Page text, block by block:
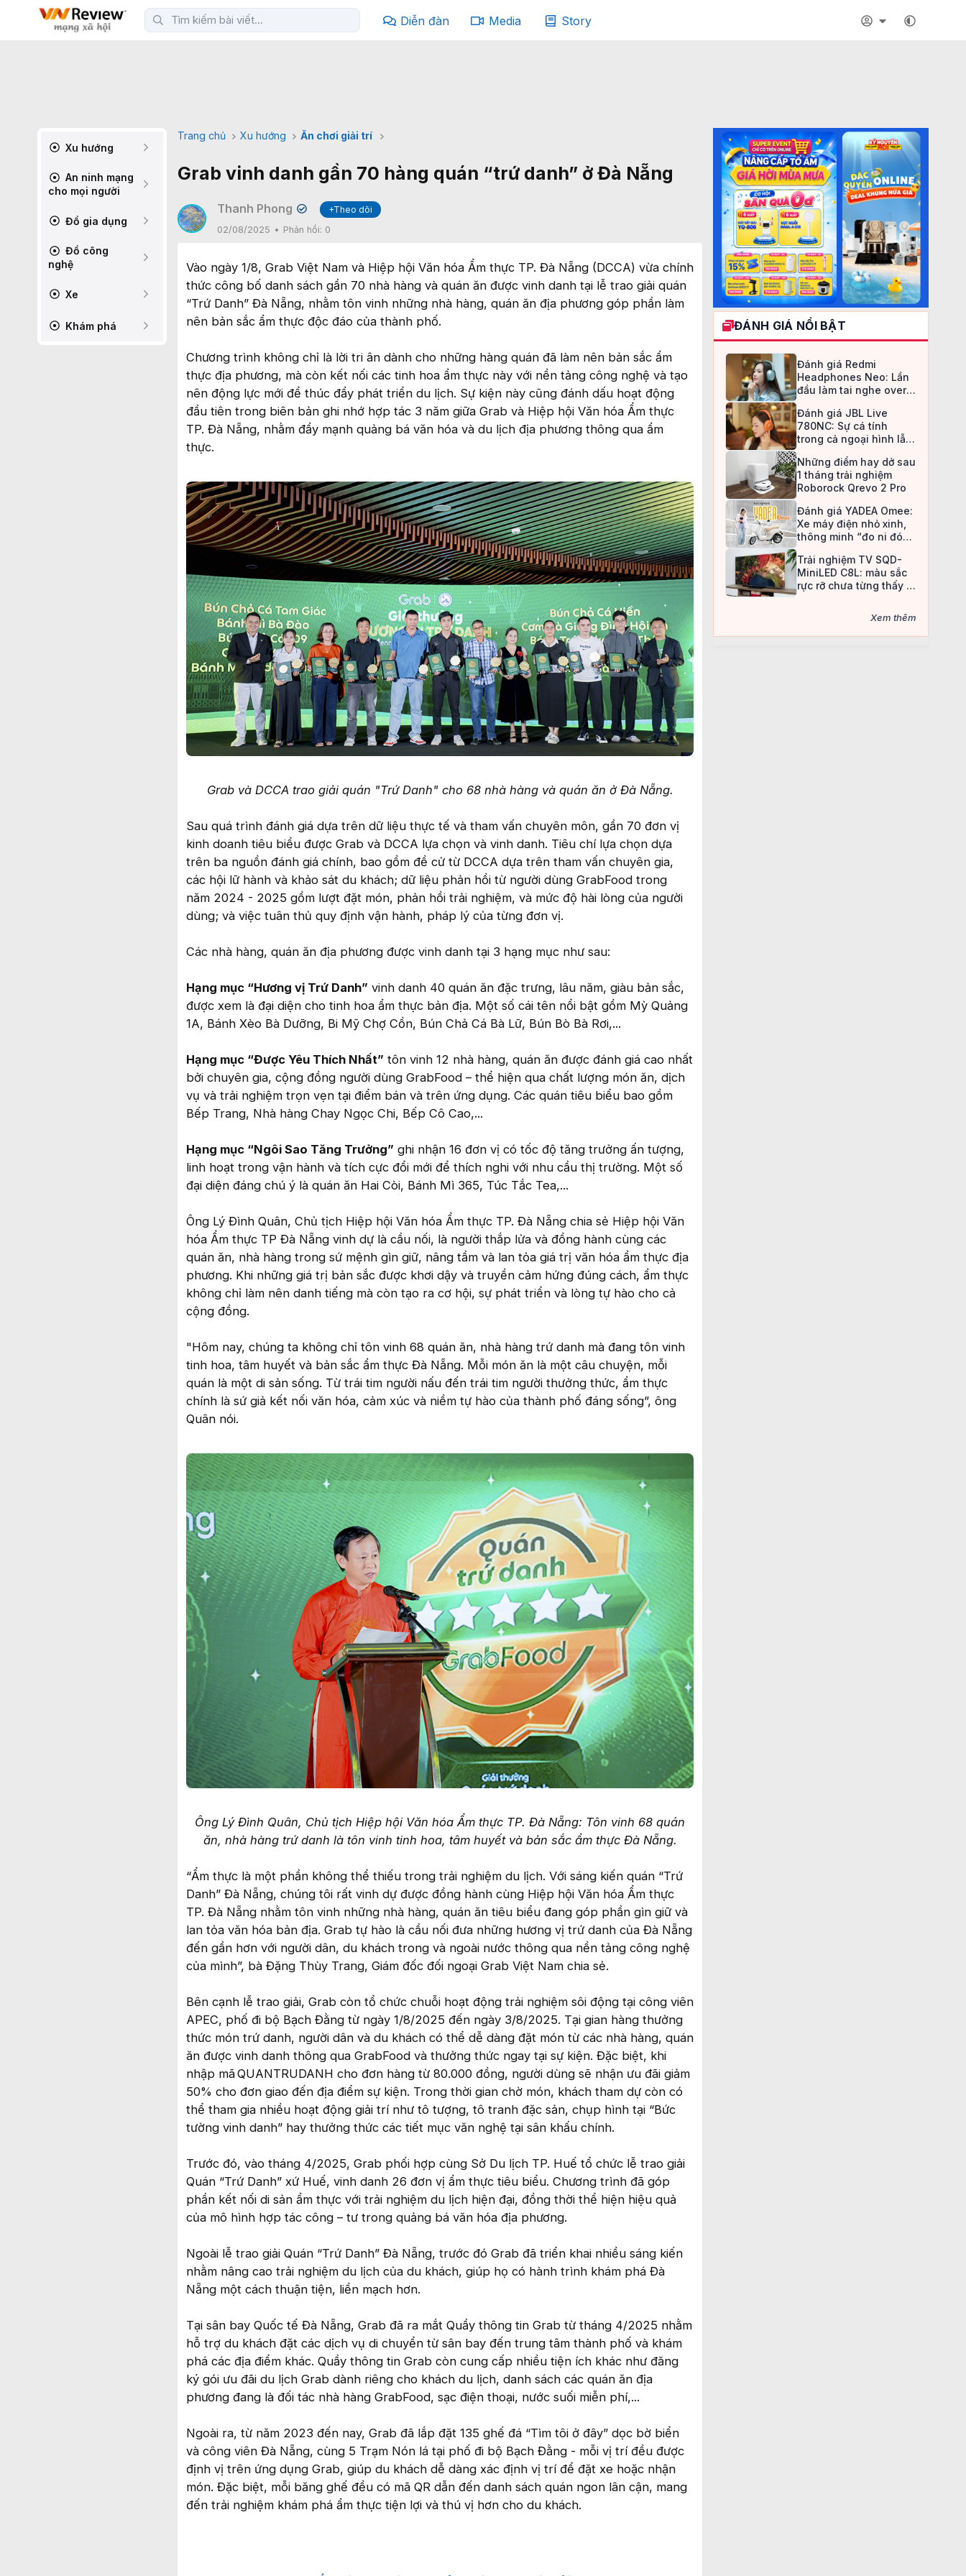
Diễn đàn Media Story
Xu hướng
An ninh mạng
cho mọi người
Đồ gia dụng
Đồ công
nghệ
Xe
Khám phá
Trang chủ Xu hướng Ăn chơi giải trí
Grab vinh danh gần 70 hàng quán “trứ danh” ở Đà Nẵng
Thanh Phong ✔
+Theo dõi
02/08/2025
Phản hồi: 0
Vào ngày 1/8, Grab Việt Nam và Hiệp hội Văn hóa Ẩm thực TP. Đà Nẵng (DCCA) vừa chính
thức công bố danh sách gần 70 nhà hàng và quán ăn được vinh danh tại lễ trao giải quán
“Trứ Danh” Đà Nẵng, nhằm tôn vinh những nhà hàng, quán ăn địa phương góp phần làm
nên bản sắc ẩm thực độc đáo của thành phố.
Chương trình không chỉ là lời tri ân dành cho những hàng quán đã làm nên bản sắc ẩm
thực địa phương, mà còn kết nối các tinh hoa ẩm thực này với nền tảng công nghệ và tạo
nên động lực mới để thúc đẩy phát triển du lịch. Sự kiện này cũng đánh dấu hoạt động
đầu tiên trong biên bản ghi nhớ hợp tác 3 năm giữa Grab và Hiệp hội Văn hóa Ẩm thực
TP. Đà Nẵng, nhằm đẩy mạnh quảng bá văn hóa và du lịch địa phương thông qua ẩm
thực.
Grab và DCCA trao giải quán "Trứ Danh" cho 68 nhà hàng và quán ăn ở Đà Nẵng.
Sau quá trình đánh giá dựa trên dữ liệu thực tế và tham vấn chuyên môn, gần 70 đơn vị
kinh doanh tiêu biểu được Grab và DCCA lựa chọn và vinh danh. Tiêu chí lựa chọn dựa
trên ba nguồn đánh giá chính, bao gồm đề cử từ DCCA dựa trên tham vấn chuyên gia,
các hội lữ hành và khảo sát du khách; dữ liệu phản hồi từ người dùng GrabFood trong
năm 2024 - 2025 gồm lượt đặt món, phản hồi trải nghiệm, và mức độ hài lòng của người
dùng; và việc tuân thủ quy định vận hành, pháp lý của từng đơn vị.
Các nhà hàng, quán ăn địa phương được vinh danh tại 3 hạng mục như sau:
Hạng mục “Hương vị Trứ Danh” vinh danh 40 quán ăn đặc trưng, lâu năm, giàu bản sắc,
được xem là đại diện cho tinh hoa ẩm thực bản địa. Một số cái tên nổi bật gồm Mỳ Quảng
1A, Bánh Xèo Bà Dưỡng, Bi Mỹ Chợ Cồn, Bún Chả Cá Bà Lữ, Bún Bò Bà Rơi,...
Hạng mục “Được Yêu Thích Nhất” tôn vinh 12 nhà hàng, quán ăn được đánh giá cao nhất
bởi chuyên gia, cộng đồng người dùng GrabFood – thể hiện qua chất lượng món ăn, dịch
vụ và trải nghiệm trọn vẹn tại điểm bán và trên ứng dụng. Các quán tiêu biểu bao gồm
Bếp Trang, Nhà hàng Chay Ngọc Chi, Bếp Cô Cao,...
Hạng mục “Ngôi Sao Tăng Trưởng” ghi nhận 16 đơn vị có tốc độ tăng trưởng ấn tượng,
linh hoạt trong vận hành và tích cực đổi mới để thích nghi với nhu cầu thị trường. Một số
đại diện đáng chú ý là quán ăn Hai Còi, Bánh Mì 365, Túc Tắc Tea,...
Ông Lý Đình Quân, Chủ tịch Hiệp hội Văn hóa Ẩm thực TP. Đà Nẵng chia sẻ Hiệp hội Văn
hóa Ẩm thực TP Đà Nẵng vinh dự là cầu nối, là người thắp lửa và đồng hành cùng các
quán ăn, nhà hàng trong sứ mệnh gìn giữ, nâng tầm và lan tỏa giá trị văn hóa ẩm thực địa
phương. Khi những giá trị bản sắc được khơi dậy và truyền cảm hứng đúng cách, ẩm thực
không chỉ làm nên danh tiếng mà còn tạo ra cơ hội, sự phát triển và lòng tự hào cho cả
cộng đồng.
"Hôm nay, chúng ta không chỉ tôn vinh 68 quán ăn, nhà hàng trứ danh mà đang tôn vinh
tinh hoa, tâm huyết và bản sắc ẩm thực Đà Nẵng. Mỗi món ăn là một câu chuyện, mỗi
quán là một di sản sống. Từ trái tim người nấu đến trái tim người thưởng thức, ẩm thực
chính là sứ giả kết nối văn hóa, cảm xúc và niềm tự hào của thành phố đáng sống”, ông
Quân nói.
Ông Lý Đình Quân, Chủ tịch Hiệp hội Văn hóa Ẩm thực TP. Đà Nẵng: Tôn vinh 68 quán
ăn, nhà hàng trứ danh là tôn vinh tinh hoa, tâm huyết và bản sắc ẩm thực Đà Nẵng.
“Ẩm thực là một phần không thể thiếu trong trải nghiệm du lịch. Với sáng kiến quán “Trứ
Danh” Đà Nẵng, chúng tôi rất vinh dự được đồng hành cùng Hiệp hội Văn hóa Ẩm thực
TP. Đà Nẵng nhằm tôn vinh những nhà hàng, quán ăn tiêu biểu đang góp phần gìn giữ và
lan tỏa văn hóa bản địa. Grab tự hào là cầu nối đưa những hương vị trứ danh của Đà Nẵng
đến gần hơn với người dân, du khách trong và ngoài nước thông qua nền tảng công nghệ
của mình”, bà Đặng Thùy Trang, Giám đốc đối ngoại Grab Việt Nam chia sẻ.
Bên cạnh lễ trao giải, Grab còn tổ chức chuỗi hoạt động trải nghiệm sôi động tại công viên
APEC, phố đi bộ Bạch Đằng từ ngày 1/8/2025 đến ngày 3/8/2025. Tại gian hàng thưởng
thức món trứ danh, người dân và du khách có thể dễ dàng đặt món từ các nhà hàng, quán
ăn được vinh danh thông qua GrabFood và thưởng thức ngay tại sự kiện. Đặc biệt, khi
nhập mã QUANTRUDANH cho đơn hàng từ 80.000 đồng, người dùng sẽ nhận ưu đãi giảm
50% cho đơn giao đến địa điểm sự kiện. Trong thời gian chờ món, khách tham dự còn có
thể tham gia nhiều hoạt động giải trí như tô tượng, tô tranh đặc sản, chụp hình tại “Bức
tường vinh danh” hay thưởng thức các tiết mục văn nghệ tại sân khấu chính.
Trước đó, vào tháng 4/2025, Grab phối hợp cùng Sở Du lịch TP. Huế tổ chức lễ trao giải
Quán “Trứ Danh” xứ Huế, vinh danh 26 đơn vị ẩm thực tiêu biểu. Chương trình đã góp
phần kết nối di sản ẩm thực với trải nghiệm du lịch hiện đại, đồng thời thể hiện hiệu quả
của mô hình hợp tác công – tư trong quảng bá văn hóa địa phương.
Ngoài lễ trao giải Quán “Trứ Danh” Đà Nẵng, trước đó Grab đã triển khai nhiều sáng kiến
nhằm nâng cao trải nghiệm du lịch của du khách, giúp họ có hành trình khám phá Đà
Nẵng một cách thuận tiện, liền mạch hơn.
Tại sân bay Quốc tế Đà Nẵng, Grab đã ra mắt Quầy thông tin Grab từ tháng 4/2025 nhằm
hỗ trợ du khách đặt các dịch vụ di chuyển từ sân bay đến trung tâm thành phố và khám
phá các địa điểm khác. Quầy thông tin Grab còn cung cấp nhiều tiện ích khác như đăng
ký gói ưu đãi du lịch Grab dành riêng cho khách du lịch, danh sách các quán ăn địa
phương đang là đối tác nhà hàng GrabFood, sạc điện thoại, nước suối miễn phí,...
Ngoài ra, từ năm 2023 đến nay, Grab đã lắp đặt 135 ghế đá “Tìm tôi ở đây” dọc bờ biển
và công viên Đà Nẵng, cùng 5 Trạm Nón lá tại phố đi bộ Bạch Đằng - mỗi vị trí đều được
định vị trên ứng dụng Grab, giúp du khách dễ dàng xác định vị trí để đặt xe hoặc nhận
món. Đặc biệt, mỗi băng ghế đều có mã QR dẫn đến danh sách quán ngon lân cận, mang
đến trải nghiệm khám phá ẩm thực tiện lợi và thú vị hơn cho du khách.
ĐÁNH GIÁ NỔI BẬT
Đánh giá Redmi
Headphones Neo: Lần
đầu làm tai nghe over-
an toàn
Đánh giá JBL Live
780NC: Sự cá tính
trong cả ngoại hình lẫn
Những điểm hay dở sau
1 tháng trải nghiệm
Roborock Qrevo 2 Pro
Đánh giá YADEA Omee:
Xe máy điện nhỏ xinh,
thông minh “đo ni đóng
Trải nghiệm TV SQD-
MiniLED C8L: màu sắc
rực rỡ chưa từng thấy ở
Xem thêm